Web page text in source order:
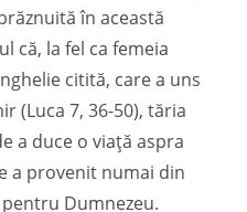
în această
că, la fel ca femeia
citită, care a uns
(Luca 7, 36-50), tăria
a duce o viață aspra
a provenit numai din
Dumnezeu.